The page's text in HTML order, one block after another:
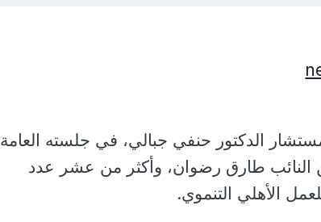
الدكتور حنفي جبالي، في جلسته العامة
النائب طارق رضوان، وأكثر من عشر عدد
الأهلي التنموي.